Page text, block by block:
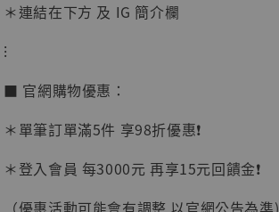
【現貨】
BJSTUDIO 1/6系列
可動蒐藏人偶 讓子
彈飛 鵝城縣長 張麻
子 [BK01]
- +
＊連結在下方 及 IG 簡介欄
⁝
■ 官網購物優惠：
＊單筆訂單滿5件 享98折優惠❗️
＊登入會員 每3000元 再享15元回饋金❗️
（優惠活動可能會有調整 以官網公告為準)